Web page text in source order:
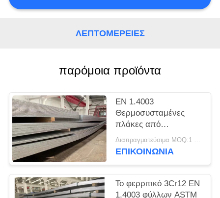
ΖΗΤΉΣΤΕ
SITEMAP
PRIVACY
POLICY
ΛΕΠΤΟΜΈΡΕΙΕΣ
παρόμοια προϊόντα
EN 1.4003
Θερμοσυσταμένες
πλάκες από
ανοξείδωτο χάλυβα
UNS S41003
Διαπραγματεύσιμα MOQ:1 τόνος
ΕΠΙΚΟΙΝΩΝΊΑ
Το φερριτικό 3Cr12 EN
1,4003 φύλλων ASTM